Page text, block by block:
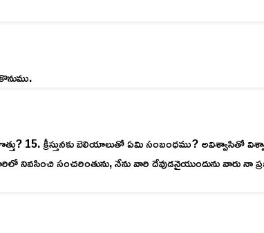
15. క్రీస్తునకు బెలియాలుతో ఏమి సంబంధము? అవిశ్వాసితో
సంచరింతును, నేను వారి దేవుడనైయుందును వారు నా